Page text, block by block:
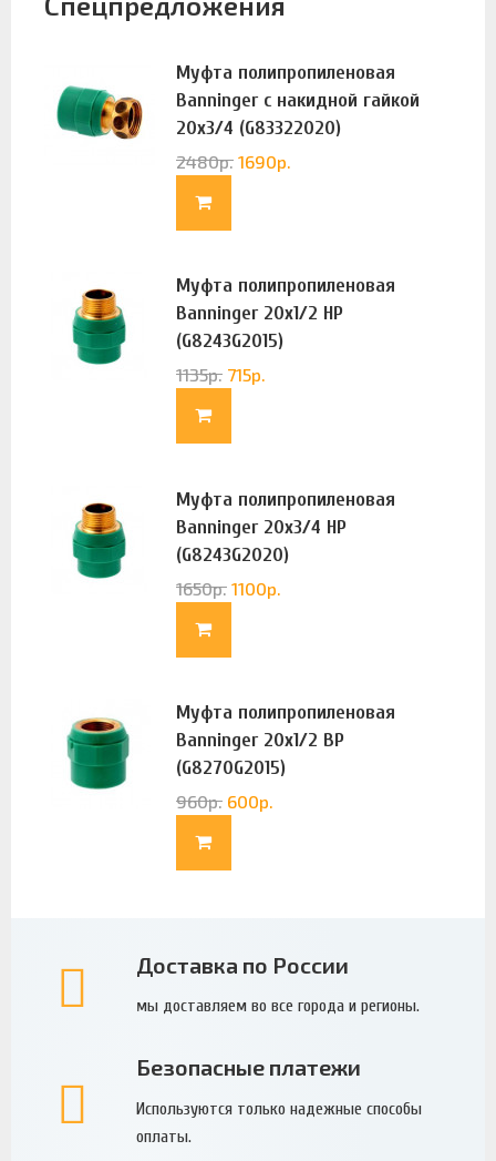
Муфта полипропиленовая
Banninger с накидной гайкой
20х3/4 (G83322020)
2480р. 1690р.
Муфта полипропиленовая
Banninger 20х1/2 НР
(G8243G2015)
1135р. 715р.
Муфта полипропиленовая
Banninger 20х3/4 НР
(G8243G2020)
1650р. 1100р.
Муфта полипропиленовая
Banninger 20х1/2 ВР
(G8270G2015)
960р. 600р.
Доставка по России
мы доставляем во все города и регионы.
Безопасные платежи
Используются только надежные способы
оплаты.